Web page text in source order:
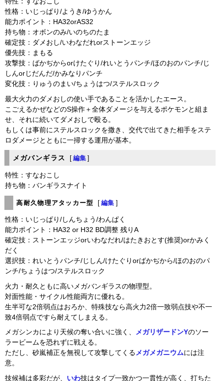
性格：いじっぱり/ようき/ゆうかん
能力ポイント：HA32orAS32
持ち物：オボンのみ/いのちのたま
確定技：ダメおし/いわなだれorストーンエッジ
優先技：まもる
攻撃技：ばかぢからorけたぐり/れいとうパンチ/ほのおのパンチ/じ
しんorじだんだ/かみなりパンチ
変化技：りゅうのまい/ちょうはつ/ステルスロック
最大火力のダメおしの使い手であることを活かしたエース。
こごえるかぜなどのS操作＋全体ダメージを与えるポケモンと組ま
せ、それに続いてダメおしで殴る。
もしくは事前にステルスロックを撒き、交代で出てきた相手をステ
ロダメージとともに一掃する運用が基本。
メガバンギラス [ 編集 ]
特性：すなおこし
持ち物：バンギラスナイト
高耐久物理アタッカー型 [ 編集 ]
性格：いじっぱり/しんちょう/わんぱく
能力ポイント：HA32 or H32 BD調整 残りA
確定技：ストーンエッジorいわなだれ/はたきおとす(推奨)orかみく
だく
選択技：れいとうパンチ/じしん/けたぐりorばかぢから/ほのおのパ
ンチ/ちょうはつ/ステルスロック
火力・耐久ともに高いメガバンギラスの物理型。
対面性能・サイクル性能両方に優れる。
生半可な2倍弱点はおろか、特殊技なら高火力2倍一致弱点技や不一
致4倍弱点ですら耐えてしまえる。
メガシンカにより天候の奪い合いに強く、 メガリザードンYのソー
ラービームを恐れずに戦える。
ただし、砂嵐補正を無視して攻撃してくるメガメガニウムには注
意。
技候補は多彩だが、 いわ技はタイプ一致かつ一貫性が高く、打ちた